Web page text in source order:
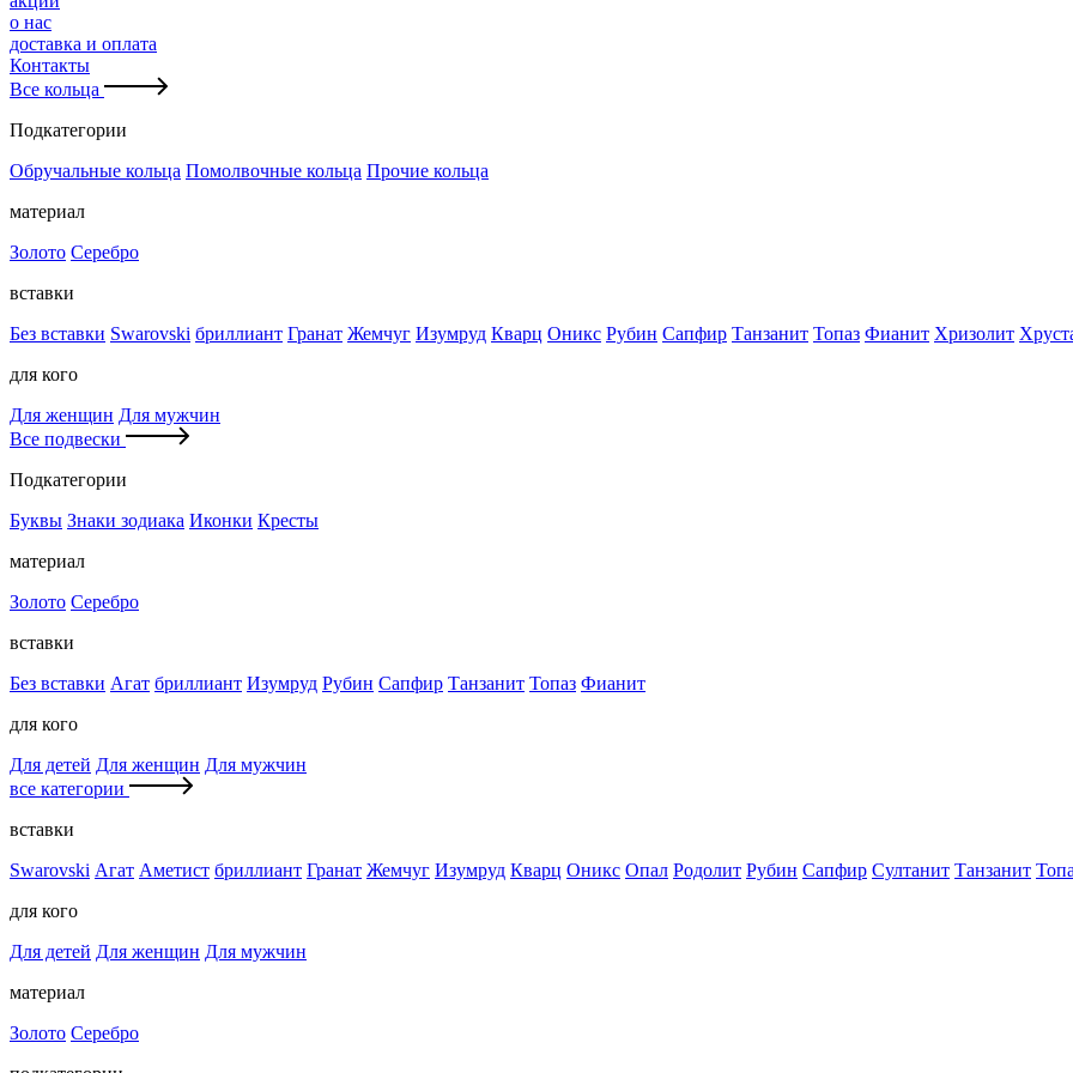
о нас
доставка и оплата
Контакты
Все кольца
Подкатегории
Обручальные кольца Помолвочные кольца Прочие кольца
материал
Золото Серебро
вставки
Без вставки Swarovski бриллиант Гранат Жемчуг Изумруд Кварц Оникс Рубин Сапфир Танзанит Топаз Фианит Хризолит
для кого
Для женщин Для мужчин
Все подвески
Подкатегории
Буквы Знаки зодиака Иконки Кресты
материал
Золото Серебро
вставки
Без вставки Агат бриллиант Изумруд Рубин Сапфир Танзанит Топаз Фианит
для кого
Для детей Для женщин Для мужчин
все категории
вставки
Swarovski Агат Аметист бриллиант Гранат Жемчуг Изумруд Кварц Оникс Опал Родолит Рубин Сапфир Султанит Танзанит
для кого
Для детей Для женщин Для мужчин
материал
Золото Серебро